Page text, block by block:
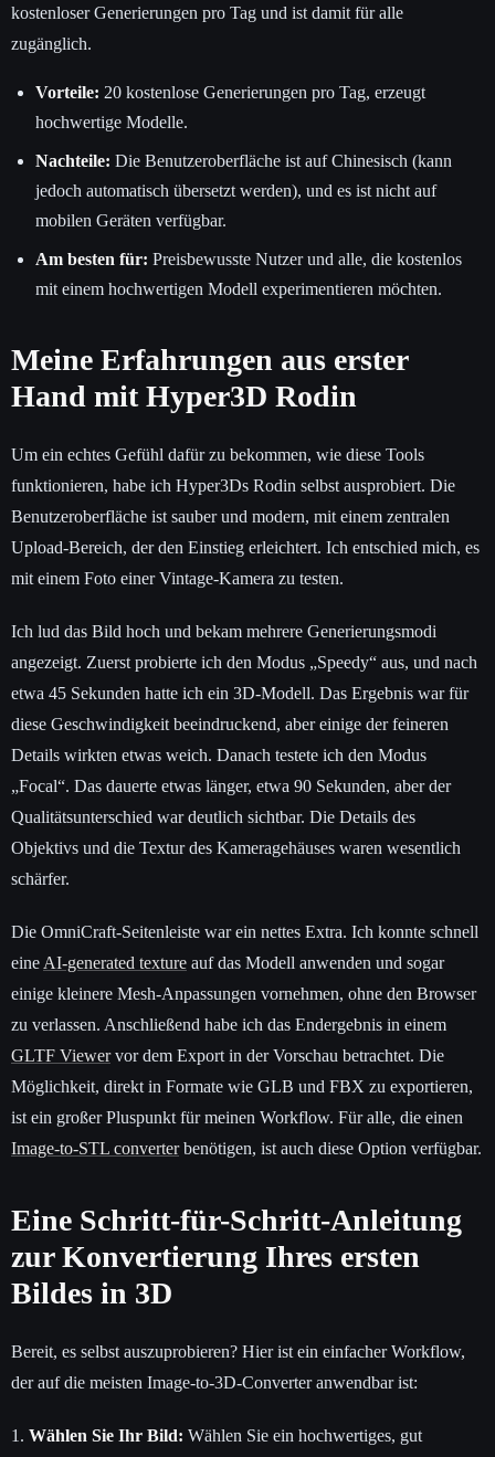
kostenloser Generierungen pro Tag und ist damit für alle
zugänglich.
Vorteile: 20 kostenlose Generierungen pro Tag, erzeugt
hochwertige Modelle.
Nachteile: Die Benutzeroberfläche ist auf Chinesisch (kann
jedoch automatisch übersetzt werden), und es ist nicht auf
mobilen Geräten verfügbar.
Am besten für: Preisbewusste Nutzer und alle, die kostenlos
mit einem hochwertigen Modell experimentieren möchten.
Meine Erfahrungen aus erster
Hand mit Hyper3D Rodin
Um ein echtes Gefühl dafür zu bekommen, wie diese Tools
funktionieren, habe ich Hyper3Ds Rodin selbst ausprobiert. Die
Benutzeroberfläche ist sauber und modern, mit einem zentralen
Upload-Bereich, der den Einstieg erleichtert. Ich entschied mich, es
mit einem Foto einer Vintage-Kamera zu testen.
Ich lud das Bild hoch und bekam mehrere Generierungsmodi
angezeigt. Zuerst probierte ich den Modus „Speedy“ aus, und nach
etwa 45 Sekunden hatte ich ein 3D-Modell. Das Ergebnis war für
diese Geschwindigkeit beeindruckend, aber einige der feineren
Details wirkten etwas weich. Danach testete ich den Modus
„Focal“. Das dauerte etwas länger, etwa 90 Sekunden, aber der
Qualitätsunterschied war deutlich sichtbar. Die Details des
Objektivs und die Textur des Kameragehäuses waren wesentlich
schärfer.
Die OmniCraft-Seitenleiste war ein nettes Extra. Ich konnte schnell
eine AI-generated texture auf das Modell anwenden und sogar
einige kleinere Mesh-Anpassungen vornehmen, ohne den Browser
zu verlassen. Anschließend habe ich das Endergebnis in einem
GLTF Viewervor dem Export in der Vorschau betrachtet. Die
Möglichkeit, direkt in Formate wie GLB und FBX zu exportieren,
ist ein großer Pluspunkt für meinen Workflow. Für alle, die einen
Image-to-STL converterbenötigen, ist auch diese Option verfügbar.
Eine Schritt-für-Schritt-Anleitung
zur Konvertierung Ihres ersten
Bildes in 3D
Bereit, es selbst auszuprobieren? Hier ist ein einfacher Workflow,
der auf die meisten Image-to-3D-Converter anwendbar ist:
1. Wählen Sie Ihr Bild: Wählen Sie ein hochwertiges, gut